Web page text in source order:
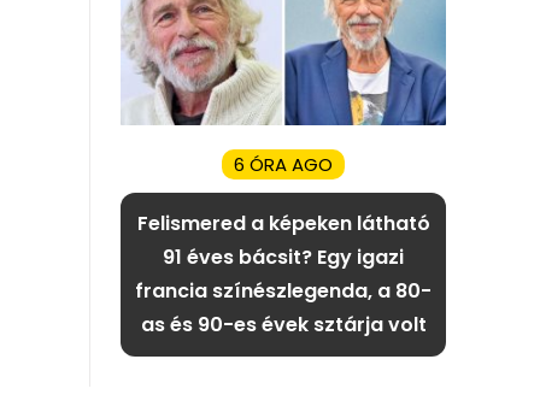
6 ÓRA AGO
Felismered a képeken látható
91 éves bácsit? Egy igazi
francia színészlegenda, a 80-
as és 90-es évek sztárja volt